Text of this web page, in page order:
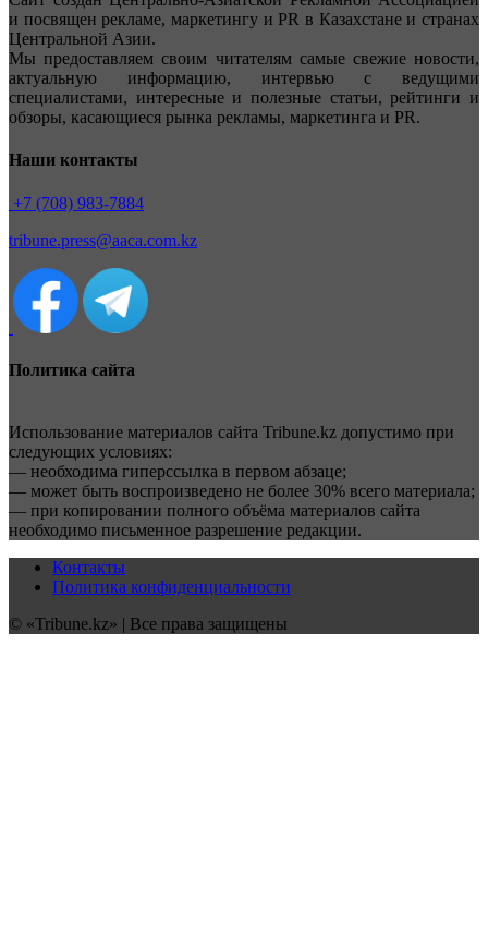
и посвящен рекламе, маркетингу и PR в Казахстане и странах
Центральной Азии.
Мы предоставляем своим читателям самые свежие новости,
актуальную информацию, интервью с ведущими
специалистами, интересные и полезные статьи, рейтинги и
обзоры, касающиеся рынка рекламы, маркетинга и PR.
Наши контакты
+7 (708) 983-7884
tribune.press@aaca.com.kz
Политика сайта
Использование материалов сайта Tribune.kz допустимо при
следующих условиях:
— необходима гиперссылка в первом абзаце;
— может быть воспроизведено не более 30% всего материала;
— при копировании полного объёма материалов сайта
необходимо письменное разрешение редакции.
Контакты
Политика конфиденциальности
© «Tribune.kz» | Все права защищены